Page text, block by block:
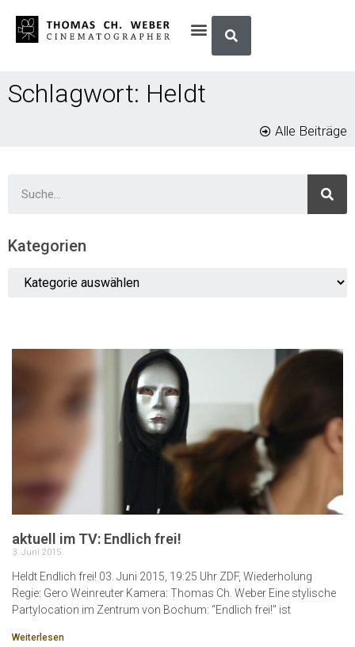
Schlagwort: Heldt
Alle Beiträge
aktuell im TV: Endlich frei!
3. Juni 2015
Heldt Endlich frei! 03. Juni 2015, 19:25 Uhr ZDF, Wiederholung
Regie: Gero Weinreuter Kamera: Thomas Ch. Weber Eine stylische
Partylocation im Zentrum von Bochum: “Endlich frei!” ist
Weiterlesen
Kategorien